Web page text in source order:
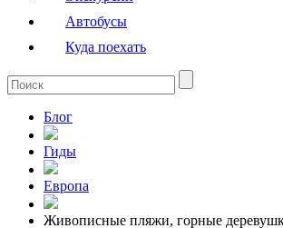
Автобусы
Куда поехать
Блог
Гиды
Европа
Живописные пляжи, горные